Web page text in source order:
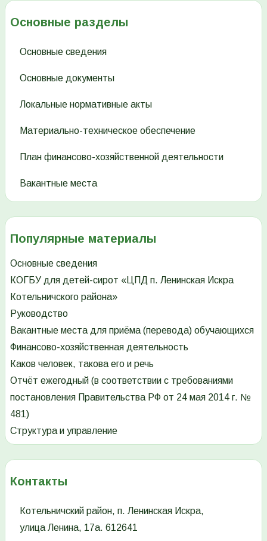
Основные разделы
Основные сведения
Основные документы
Локальные нормативные акты
Материально-техническое обеспечение
План финансово-хозяйственной деятельности
Вакантные места
Популярные материалы
Основные сведения
КОГБУ для детей-сирот «ЦПД п. Ленинская Искра
Котельничского района»
Руководство
Вакантные места для приёма (перевода) обучающихся
Финансово-хозяйственная деятельность
Каков человек, такова его и речь
Отчёт ежегодный (в соответствии с требованиями
постановления Правительства РФ от 24 мая 2014 г. №
481)
Структура и управление
Контакты
Котельничский район, п. Ленинская Искра,
улица Ленина, 17а. 612641